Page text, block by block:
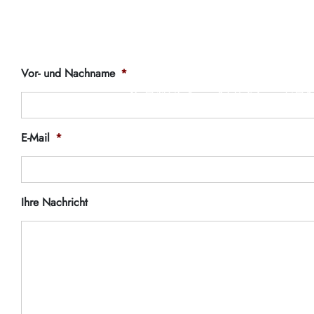
SCHMUCK ROLEX
Vor- und Nachname *
E-Mail *
Ihre Nachricht